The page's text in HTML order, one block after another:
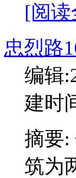
[阅读
忠烈路
编辑
建时
摘要:
筑为